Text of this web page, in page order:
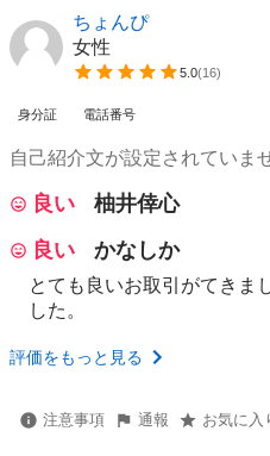
ちょんぴ
女性
5.0(16)
身分証 電話番号
自己紹介文が設定されていま
良い
柚井倖心
良い
かなしか
とても良いお取引がてきま
した。
評価をもっと見る
注意事項 通報 お気に入